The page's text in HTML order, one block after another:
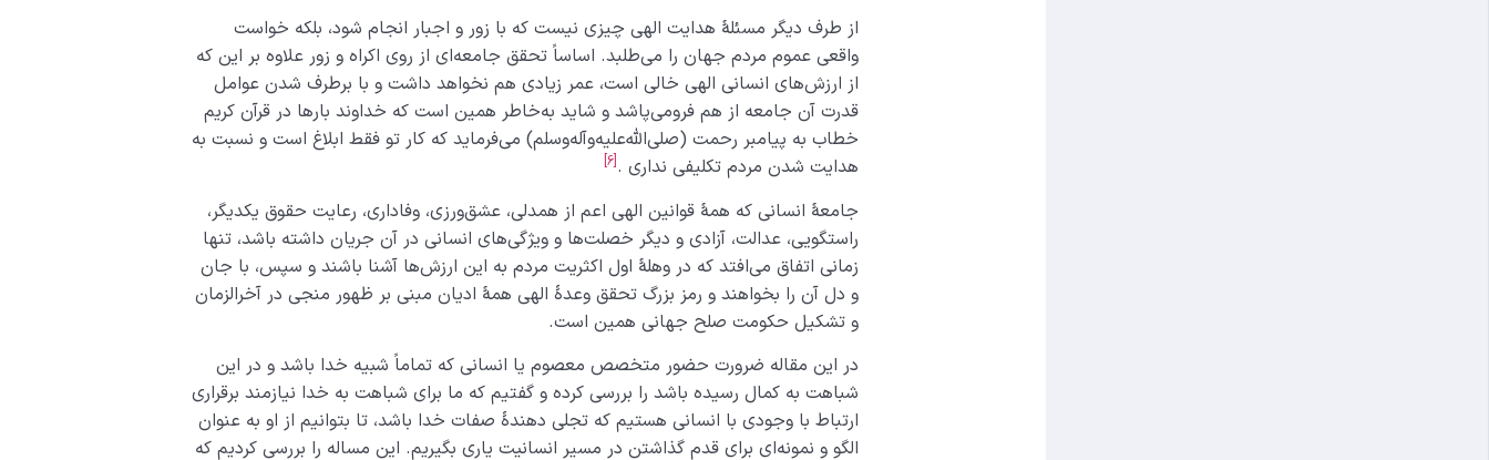
از طرف دیگر مسئلۀ هدایت الهی چیزی نیست که با زور و اجبار انجام شود، بلکه خواست
واقعی عموم مردم جهان را می‌طلبد. اساساً تحقق جامعه‌ای از روی اکراه و زور علاوه بر این که
از ارزش‌های انسانی الهی خالی است، عمر زیادی هم نخواهد داشت و با برطرف شدن عوامل
قدرت آن جامعه از هم فرومی‌پاشد و شاید به‌خاطر همین است که خداوند بارها در قرآن کریم
خطاب به پیامبر رحمت (صلی‌الله‌علیه‌وآله‌وسلم) می‌فرماید که کار تو فقط ابلاغ است و نسبت به
هدایت شدن مردم تکلیفی نداری .[6]
جامعۀ انسانی که همۀ قوانین الهی اعم از همدلی، عشق‌ورزی، وفاداری، رعایت حقوق یکدیگر،
راستگویی، عدالت، آزادی و دیگر خصلت‌ها و ویژگی‌های انسانی در آن جریان داشته باشد، تنها
زمانی اتفاق می‌افتد که در وهلۀ اول اکثریت مردم به این ارزش‌ها آشنا باشند و سپس، با جان
و دل آن را بخواهند و رمز بزرگ تحقق وعدۀ الهی همۀ ادیان مبنی بر ظهور منجی در آخرالزمان
و تشکیل حکومت صلح جهانی همین است.
در این مقاله ضرورت حضور متخصص معصوم یا انسانی که تماماً شبیه خدا باشد و در این
شباهت به کمال رسیده باشد را بررسی کرده و گفتیم که ما برای شباهت به خدا نیازمند برقراری
ارتباط با وجودی با انسانی هستیم که تجلی دهندۀ صفات خدا باشد، تا بتوانیم از او به عنوان
الگو و نمونه‌ای برای قدم گذاشتن در مسیر انسانیت یاری بگیریم. این مساله را بررسی کردیم که